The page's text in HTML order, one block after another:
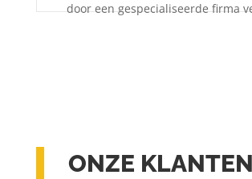
door een gespecialiseerde firma
ONZE